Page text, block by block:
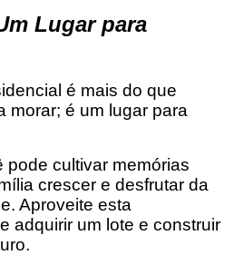
Lugar para
é mais do que
morar; é um lugar para
pode cultivar memórias
crescer e desfrutar da
Aproveite esta
adquirir um lote e construir